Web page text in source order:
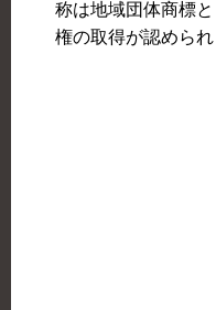
称は地域団体商標
権の取得が認められ